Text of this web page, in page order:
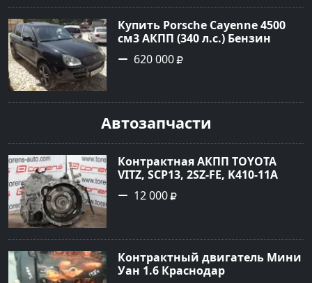
Авторынок23
Купить Porsche Cayenne 4500
см3 АКПП (340 л.с.) Бензин
турбонаддув в Новороссийск:
цвет черный Внедорожник
сайте Авторынок23
620 000
Автозапчасти
Контрактная АКПП TOYOTA
VITZ, SCP13, 2SZ-FE, K410-11A
Ростов
12 000
Контрактный двигатель Мини
Уан 1.6 Краснодар